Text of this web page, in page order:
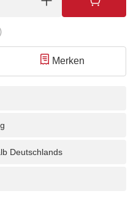
Merken
Deutschlands